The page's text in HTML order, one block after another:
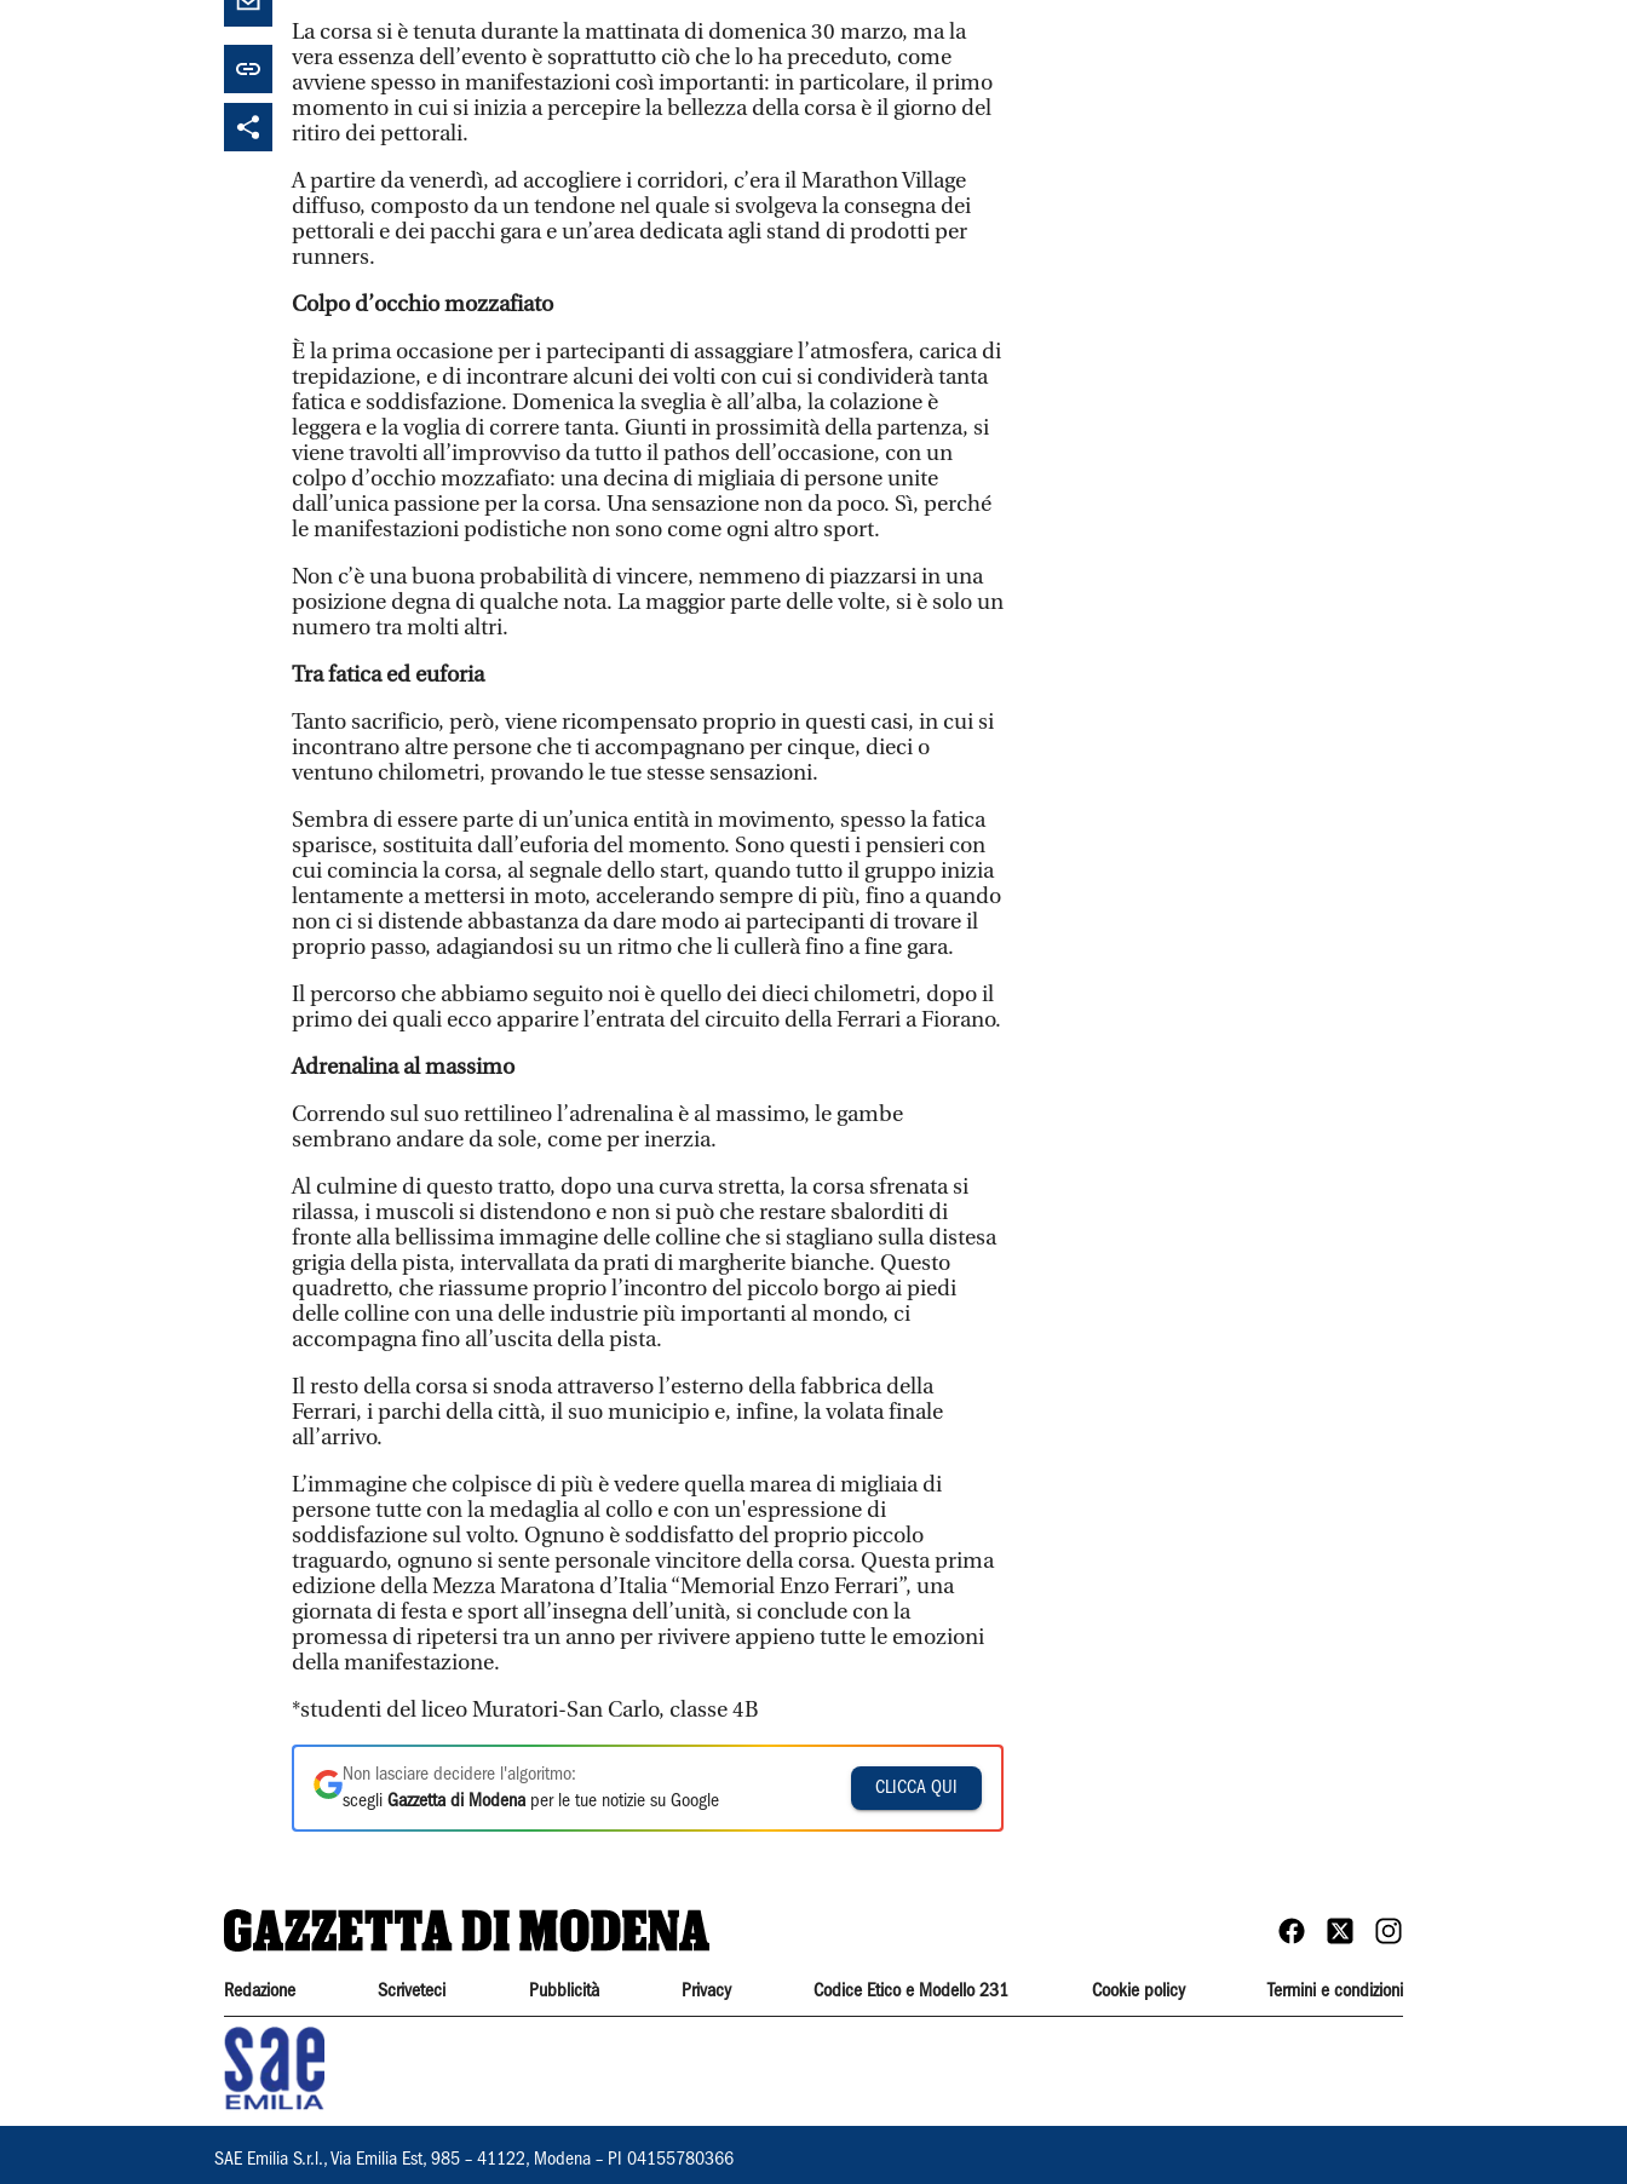
La corsa si è tenuta durante la mattinata di domenica 30 marzo, ma la
vera essenza dell’evento è soprattutto ciò che lo ha preceduto, come
avviene spesso in manifestazioni così importanti: in particolare, il primo
momento in cui si inizia a percepire la bellezza della corsa è il giorno del
ritiro dei pettorali.
A partire da venerdì, ad accogliere i corridori, c’era il Marathon Village
diffuso, composto da un tendone nel quale si svolgeva la consegna dei
pettorali e dei pacchi gara e un’area dedicata agli stand di prodotti per
runners.
Colpo d’occhio mozzafiato
È la prima occasione per i partecipanti di assaggiare l’atmosfera, carica di
trepidazione, e di incontrare alcuni dei volti con cui si condividerà tanta
fatica e soddisfazione. Domenica la sveglia è all’alba, la colazione è
leggera e la voglia di correre tanta. Giunti in prossimità della partenza, si
viene travolti all’improvviso da tutto il pathos dell’occasione, con un
colpo d’occhio mozzafiato: una decina di migliaia di persone unite
dall’unica passione per la corsa. Una sensazione non da poco. Sì, perché
le manifestazioni podistiche non sono come ogni altro sport.
Non c’è una buona probabilità di vincere, nemmeno di piazzarsi in una
posizione degna di qualche nota. La maggior parte delle volte, si è solo un
numero tra molti altri.
Tra fatica ed euforia
Tanto sacrificio, però, viene ricompensato proprio in questi casi, in cui si
incontrano altre persone che ti accompagnano per cinque, dieci o
ventuno chilometri, provando le tue stesse sensazioni.
Sembra di essere parte di un’unica entità in movimento, spesso la fatica
sparisce, sostituita dall’euforia del momento. Sono questi i pensieri con
cui comincia la corsa, al segnale dello start, quando tutto il gruppo inizia
lentamente a mettersi in moto, accelerando sempre di più, fino a quando
non ci si distende abbastanza da dare modo ai partecipanti di trovare il
proprio passo, adagiandosi su un ritmo che li cullerà fino a fine gara.
Il percorso che abbiamo seguito noi è quello dei dieci chilometri, dopo il
primo dei quali ecco apparire l’entrata del circuito della Ferrari a Fiorano.
Adrenalina al massimo
Correndo sul suo rettilineo l’adrenalina è al massimo, le gambe
sembrano andare da sole, come per inerzia.
Al culmine di questo tratto, dopo una curva stretta, la corsa sfrenata si
rilassa, i muscoli si distendono e non si può che restare sbalorditi di
fronte alla bellissima immagine delle colline che si stagliano sulla distesa
grigia della pista, intervallata da prati di margherite bianche. Questo
quadretto, che riassume proprio l’incontro del piccolo borgo ai piedi
delle colline con una delle industrie più importanti al mondo, ci
accompagna fino all’uscita della pista.
Il resto della corsa si snoda attraverso l’esterno della fabbrica della
Ferrari, i parchi della città, il suo municipio e, infine, la volata finale
all’arrivo.
L’immagine che colpisce di più è vedere quella marea di migliaia di
persone tutte con la medaglia al collo e con un'espressione di
soddisfazione sul volto. Ognuno è soddisfatto del proprio piccolo
traguardo, ognuno si sente personale vincitore della corsa. Questa prima
edizione della Mezza Maratona d’Italia “Memorial Enzo Ferrari”, una
giornata di festa e sport all’insegna dell’unità, si conclude con la
promessa di ripetersi tra un anno per rivivere appieno tutte le emozioni
della manifestazione.
*studenti del liceo Muratori-San Carlo, classe 4B
Non lasciare decidere l'algoritmo:
scegli Gazzetta di Modena per le tue notizie su Google
CLICCA QUI
Redazione Scriveteci Pubblicità Privacy Codice Etico e Modello 231 Cookie policy Termini e condizioni
SAE Emilia S.r.l., Via Emilia Est, 985 – 41122, Modena – PI 04155780366